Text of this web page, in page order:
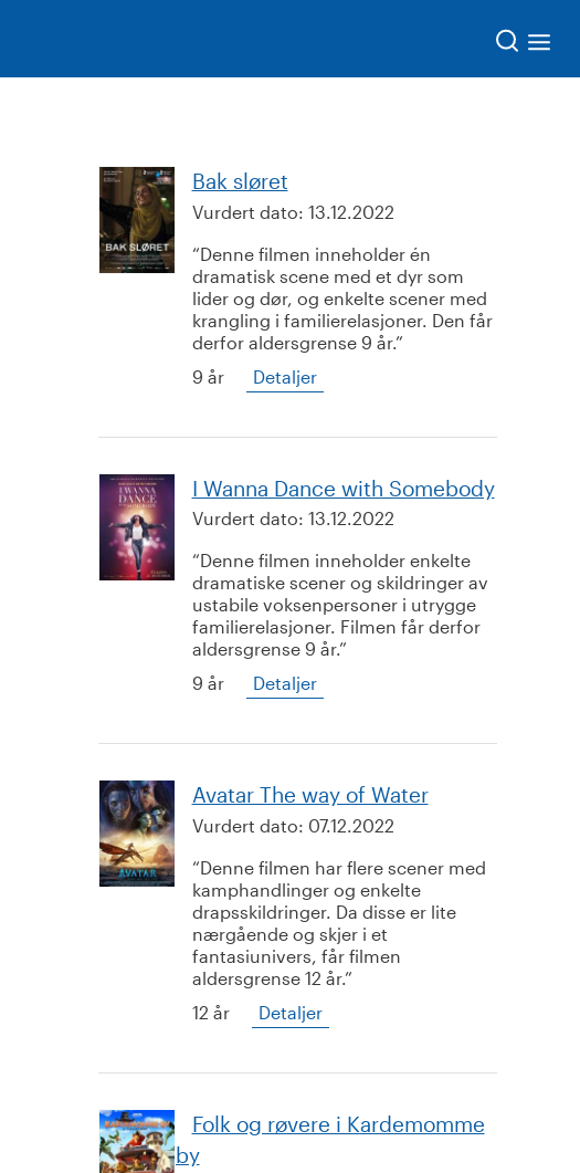
Bak sløret
Vurdert dato: 13.12.2022
Denne filmen inneholder én
dramatisk scene med et dyr som
lider og dør, og enkelte scener med
krangling i familierelasjoner. Den får
derfor aldersgrense 9 år.
9 år
Detaljer
I Wanna Dance with Somebody
Vurdert dato: 13.12.2022
Denne filmen inneholder enkelte
dramatiske scener og skildringer av
ustabile voksenpersoner i utrygge
familierelasjoner. Filmen får derfor
aldersgrense 9 år.
9 år
Detaljer
Avatar The way of Water
Vurdert dato: 07.12.2022
Denne filmen har flere scener med
kamphandlinger og enkelte
drapsskildringer. Da disse er lite
nærgående og skjer i et
fantasiunivers, får filmen
aldersgrense 12 år.
12 år
Detaljer
Folk og røvere i Kardemomme
by